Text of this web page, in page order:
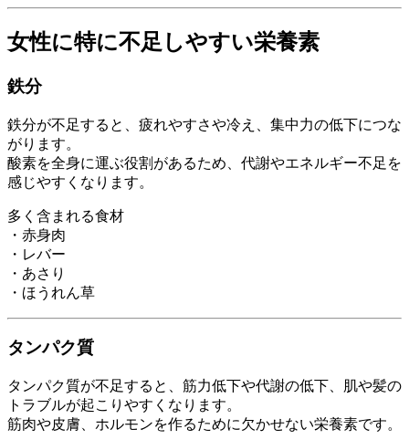
女性に特に不足しやすい栄養素
鉄分
鉄分が不足すると、疲れやすさや冷え、集中力の低下につな
がります。
酸素を全身に運ぶ役割があるため、代謝やエネルギー不足を
感じやすくなります。
多く含まれる食材
・赤身肉
・レバー
・あさり
・ほうれん草
タンパク質
タンパク質が不足すると、筋力低下や代謝の低下、肌や髪の
トラブルが起こりやすくなります。
筋肉や皮膚、ホルモンを作るために欠かせない栄養素です。